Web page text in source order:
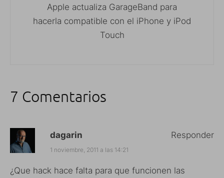
Apple actualiza GarageBand para
hacerla compatible con el iPhone y iPod
Touch
7 Comentarios
dagarin
1 noviembre, 2011 a las 14:21
¿Que hack hace falta para que funcionen las
Responder